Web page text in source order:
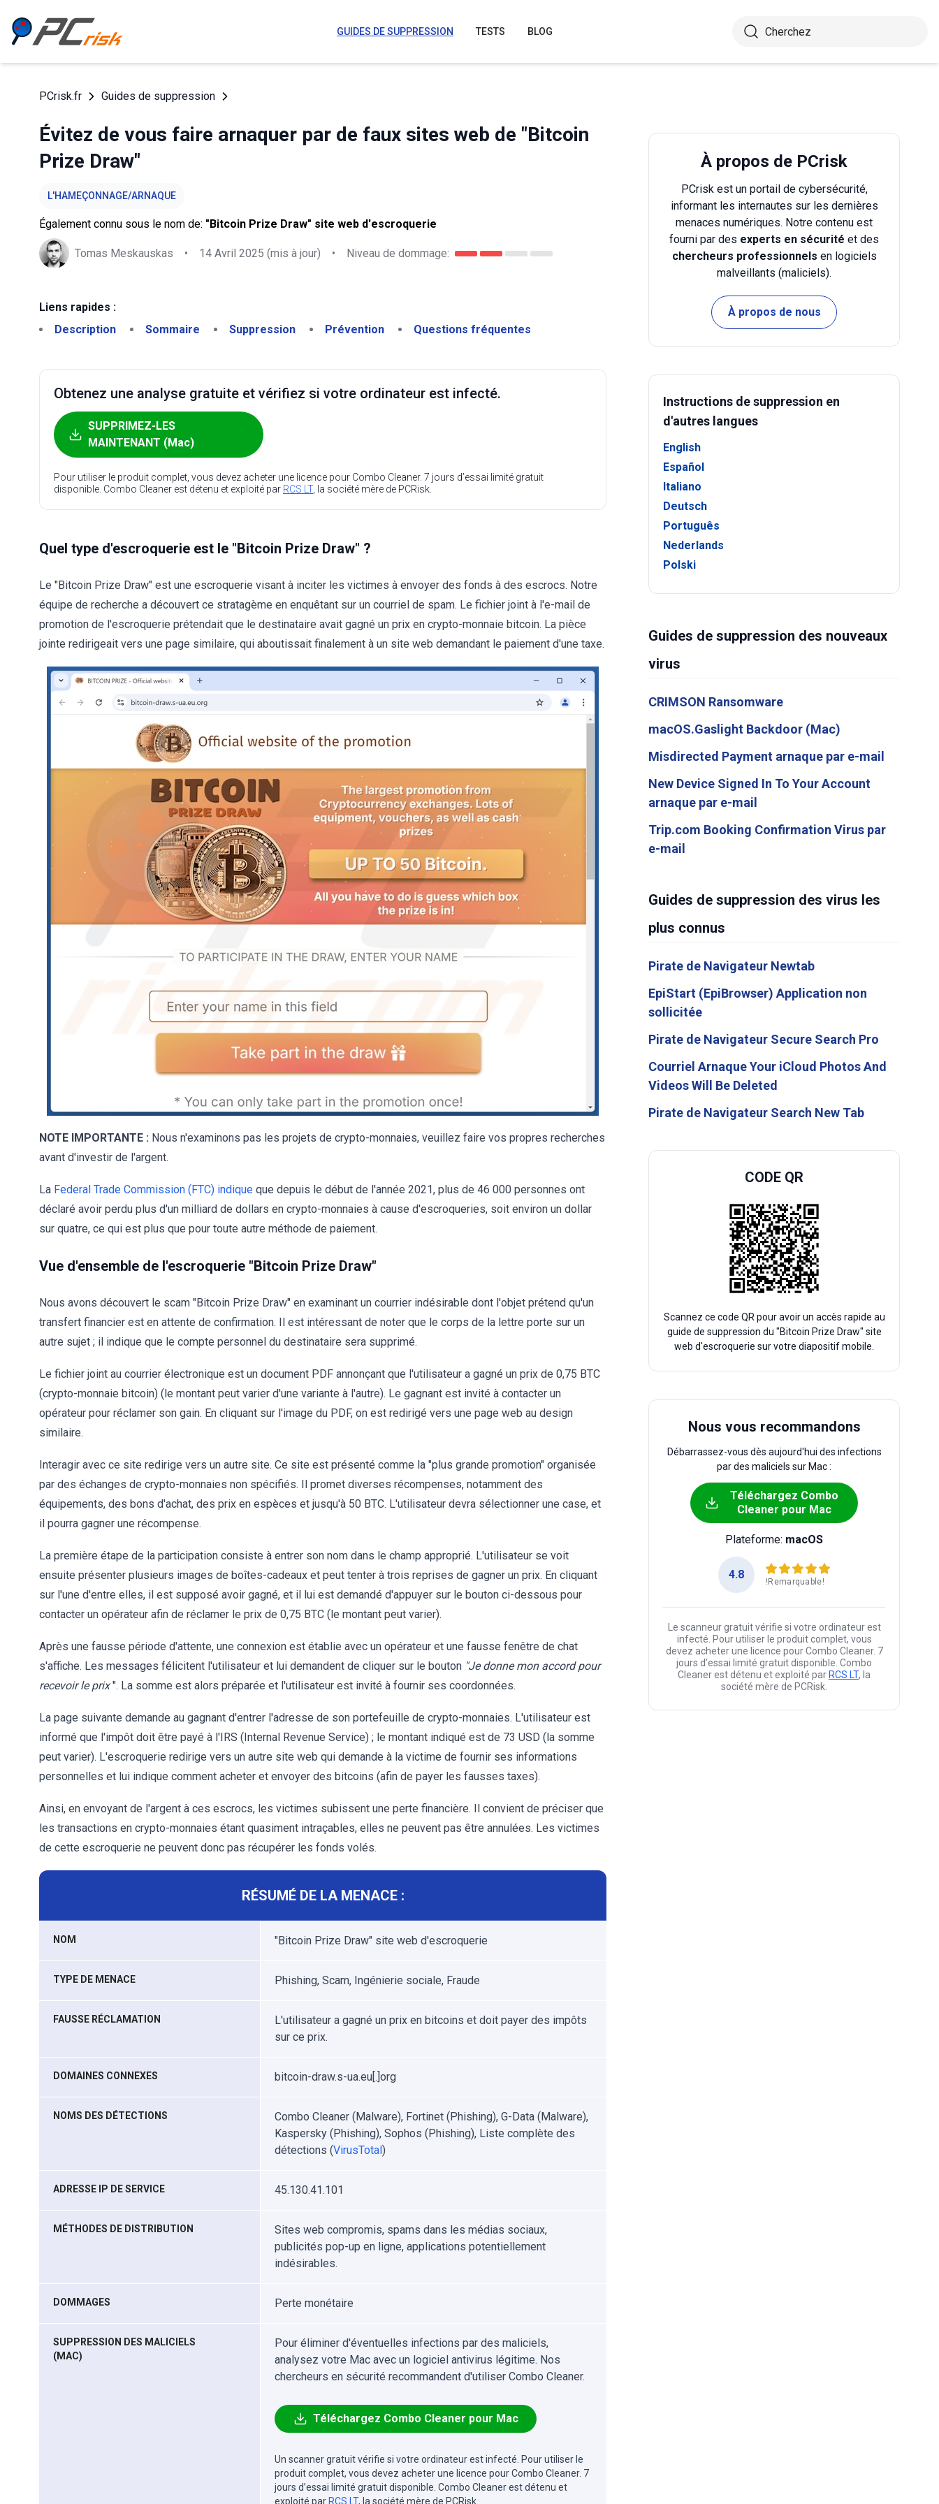
GUIDES DE SUPPRESSION TESTS BLOG
PCrisk.fr Guides de suppression
Évitez de vous faire arnaquer par de faux sites web de "Bitcoin
Prize Draw"
L'HAMEÇONNAGE/ARNAQUE
Également connu sous le nom de: "Bitcoin Prize Draw" site web d'escroquerie
Tomas Meskauskas • 14 Avril 2025 (mis à jour) • Niveau de dommage:
Liens rapides :
Description
Sommaire Suppression Prévention Questions fréquentes
Obtenez une analyse gratuite et vérifiez si votre ordinateur est infecté.
SUPPRIMEZ-LES
MAINTENANT (Mac)
Pour utiliser le produit complet, vous devez acheter une licence pour Combo Cleaner. 7 jours d’essai limité gratuit
disponible. Combo Cleaner est détenu et exploité par RCS LT, la société mère de PCRisk.
Quel type d'escroquerie est le "Bitcoin Prize Draw" ?
Le "Bitcoin Prize Draw" est une escroquerie visant à inciter les victimes à envoyer des fonds à des escrocs. Notre
équipe de recherche a découvert ce stratagème en enquêtant sur un courriel de spam. Le fichier joint à l'e-mail de
promotion de l'escroquerie prétendait que le destinataire avait gagné un prix en crypto-monnaie bitcoin. La pièce
jointe redirigeait vers une page similaire, qui aboutissait finalement à un site web demandant le paiement d'une taxe.
NOTE IMPORTANTE : Nous n'examinons pas les projets de crypto-monnaies, veuillez faire vos propres recherches
avant d'investir de l'argent.
La Federal Trade Commission (FTC) indique que depuis le début de l'année 2021, plus de 46 000 personnes ont
déclaré avoir perdu plus d'un milliard de dollars en crypto-monnaies à cause d'escroqueries, soit environ un dollar
sur quatre, ce qui est plus que pour toute autre méthode de paiement.
Vue d'ensemble de l'escroquerie "Bitcoin Prize Draw"
Nous avons découvert le scam "Bitcoin Prize Draw" en examinant un courrier indésirable dont l'objet prétend qu'un
transfert financier est en attente de confirmation. Il est intéressant de noter que le corps de la lettre porte sur un
autre sujet ; il indique que le compte personnel du destinataire sera supprimé.
Le fichier joint au courrier électronique est un document PDF annonçant que l'utilisateur a gagné un prix de 0,75 BTC
(crypto-monnaie bitcoin) (le montant peut varier d'une variante à l'autre). Le gagnant est invité à contacter un
opérateur pour réclamer son gain. En cliquant sur l'image du PDF, on est redirigé vers une page web au design
similaire.
Interagir avec ce site redirige vers un autre site. Ce site est présenté comme la "plus grande promotion" organisée
par des échanges de crypto-monnaies non spécifiés. Il promet diverses récompenses, notamment des
équipements, des bons d'achat, des prix en espèces et jusqu'à 50 BTC. L'utilisateur devra sélectionner une case, et
il pourra gagner une récompense.
La première étape de la participation consiste à entrer son nom dans le champ approprié. L'utilisateur se voit
ensuite présenter plusieurs images de boîtes-cadeaux et peut tenter à trois reprises de gagner un prix. En cliquant
sur l'une d'entre elles, il est supposé avoir gagné, et il lui est demandé d'appuyer sur le bouton ci-dessous pour
contacter un opérateur afin de réclamer le prix de 0,75 BTC (le montant peut varier).
Après une fausse période d'attente, une connexion est établie avec un opérateur et une fausse fenêtre de chat
s'affiche. Les messages félicitent l'utilisateur et lui demandent de cliquer sur le bouton "Je donne mon accord pour
recevoir le prix ". La somme est alors préparée et l'utilisateur est invité à fournir ses coordonnées.
La page suivante demande au gagnant d'entrer l'adresse de son portefeuille de crypto-monnaies. L'utilisateur est
informé que l'impôt doit être payé à l'IRS (Internal Revenue Service) ; le montant indiqué est de 73 USD (la somme
peut varier). L'escroquerie redirige vers un autre site web qui demande à la victime de fournir ses informations
personnelles et lui indique comment acheter et envoyer des bitcoins (afin de payer les fausses taxes).
Ainsi, en envoyant de l'argent à ces escrocs, les victimes subissent une perte financière. Il convient de préciser que
les transactions en crypto-monnaies étant quasiment intraçables, elles ne peuvent pas être annulées. Les victimes
de cette escroquerie ne peuvent donc pas récupérer les fonds volés.
RÉSUMÉ DE LA MENACE :
NOM "Bitcoin Prize Draw" site web d'escroquerie
TYPE DE MENACE Phishing, Scam, Ingénierie sociale, Fraude
FAUSSE RÉCLAMATION
L'utilisateur a gagné un prix en bitcoins et doit payer des impôts
sur ce prix.
DOMAINES CONNEXES bitcoin-draw.s-ua.eu[.]org
NOMS DES DÉTECTIONS
Combo Cleaner (Malware), Fortinet (Phishing), G-Data (Malware),
Kaspersky (Phishing), Sophos (Phishing), Liste complète des
détections (VirusTotal)
ADRESSE IP DE SERVICE 45.130.41.101
MÉTHODES DE DISTRIBUTION
Sites web compromis, spams dans les médias sociaux,
publicités pop-up en ligne, applications potentiellement
indésirables.
DOMMAGES Perte monétaire
SUPPRESSION DES MALICIELS
(MAC)
Pour éliminer d'éventuelles infections par des maliciels,
analysez votre Mac avec un logiciel antivirus légitime. Nos
chercheurs en sécurité recommandent d'utiliser Combo Cleaner.
Téléchargez Combo Cleaner pour Mac
Un scanner gratuit vérifie si votre ordinateur est infecté. Pour utiliser le
produit complet, vous devez acheter une licence pour Combo Cleaner. 7
jours d’essai limité gratuit disponible. Combo Cleaner est détenu et
exploité par RCS LT, la société mère de PCRisk.
À propos de PCrisk
PCrisk est un portail de cybersécurité,
informant les internautes sur les dernières
menaces numériques. Notre contenu est
fourni par des experts en sécurité et des
chercheurs professionnels en logiciels
malveillants (maliciels).
À propos de nous
Instructions de suppression en
d'autres langues
English
Español
Italiano
Deutsch
Português
Nederlands
Polski
Guides de suppression des nouveaux
virus
CRIMSON Ransomware
macOS.Gaslight Backdoor (Mac)
Misdirected Payment arnaque par e-mail
New Device Signed In To Your Account
arnaque par e-mail
Trip.com Booking Confirmation Virus par
e-mail
Guides de suppression des virus les
plus connus
Pirate de Navigateur Newtab
EpiStart (EpiBrowser) Application non
sollicitée
Pirate de Navigateur Secure Search Pro
Courriel Arnaque Your iCloud Photos And
Videos Will Be Deleted
Pirate de Navigateur Search New Tab
CODE QR
Scannez ce code QR pour avoir un accès rapide au
guide de suppression du "Bitcoin Prize Draw" site
web d'escroquerie sur votre diapositif mobile.
Nous vous recommandons
Débarrassez-vous dès aujourd'hui des infections
par des maliciels sur Mac :
Téléchargez Combo
Cleaner pour Mac
Plateforme: macOS
4.8
!Remarquable!
Le scanneur gratuit vérifie si votre ordinateur est
infecté. Pour utiliser le produit complet, vous
devez acheter une licence pour Combo Cleaner. 7
jours d’essai limité gratuit disponible. Combo
Cleaner est détenu et exploité par RCS LT, la
société mère de PCRisk.